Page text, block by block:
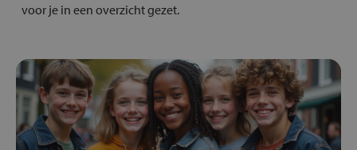
voor je in een overzicht gezet.